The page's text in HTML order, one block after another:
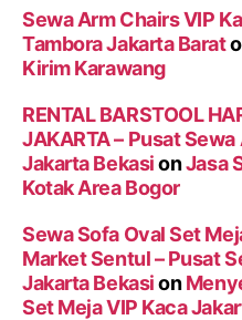
Sewa Arm Chairs VIP
Tambora Jakarta Barat
Kirim Karawang
RENTAL BARSTOOL
JAKARTA – Pusat
Jakarta BekasionJasa
Kotak Area Bogor
Sewa Sofa Oval Set
Market Sentul – Pusat
Jakarta Bekasion
Set Meja VIP Kaca